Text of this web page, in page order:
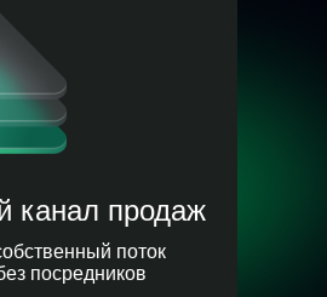
канал продаж
поток
посредников